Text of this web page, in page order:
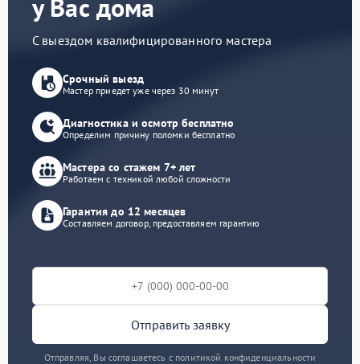
у Вас дома
С выездом квалифицированного мастера
Срочный выезд
Мастер приедет уже через 30 минут
Диагностика и осмотр бесплатно
Определим причину поломки бесплатно
Мастера со стажем 7+ лет
Работаем с техникой любой сложности
Гарантия до 12 месяцев
Составляем договор, предоставляем гарантию
Отправить заявку
Отправляя, Вы соглашаетесь с политикой конфиденциальности